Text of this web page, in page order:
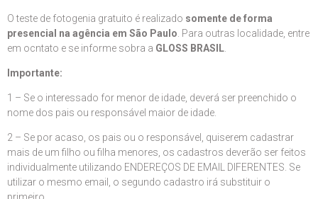
O teste de fotogenia gratuito é realizado somente de forma
presencial na agência em São Paulo . Para outras localidade, entre
em ocntato e se informe sobra a GLOSS BRASIL
Importante:
1 – Se o interessado for menor de idade, deverá ser preenchido o
nome dos pais ou responsável maior de idade.
2 – Se por acaso, os pais ou o responsável, quiserem cadastrar
mais de um filho ou filha menores, os cadastros deverão ser feitos
individualmente utilizando ENDEREÇOS DE EMAIL DIFERENTES. Se
utilizar o mesmo email, o segundo cadastro irá substituir o